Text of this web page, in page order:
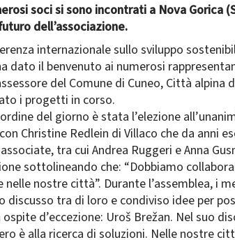
soci si sono incontrati a Nova
dell’associazione.
internazionale sullo sviluppo
dato il benvenuto ai numerosi
del Comune di Cuneo, Città alpina
i progetti in corso.
del giorno è stata l’elezione
Christine Redlein di Villaco che da anni
tra cui Andrea Ruggeri e Anna
sottolineando che: “Dobbiamo
nelle nostre città”. Durante l’assemblea,
discusso tra di loro e condiviso idee per
d’eccezione: Uroš Brežan. Nel suo
è alla ricerca di soluzioni. Nelle nostre